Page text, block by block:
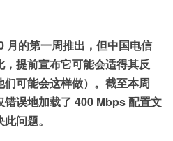
月的第一周推出，但中国电信
提前宣布它可能会适得其反
们可能会这样做）。截至本周
误地加载了 400 Mbps 配置文
问题。